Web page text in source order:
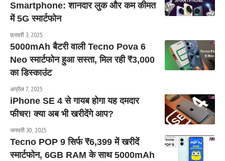
Smartphone: शानदार लुक और कम कीमत
में 5G स्मार्टफोन
फ़रवरी 3, 2025
5000mAh बैटरी वाली Tecno Pova 6
Neo स्मार्टफोन हुआ सस्ता, मिल रही ₹3,000
का डिस्काउंट
अप्रैल 7, 2025
iPhone SE 4 से गायब होगा यह दमदार
फीचर! क्या अब भी खरीदेंगे आप?
जनवरी 30, 2025
Tecno POP 9 सिर्फ ₹6,399 में खरीदें
स्मार्टफोन, 6GB RAM के साथ 5000mAh